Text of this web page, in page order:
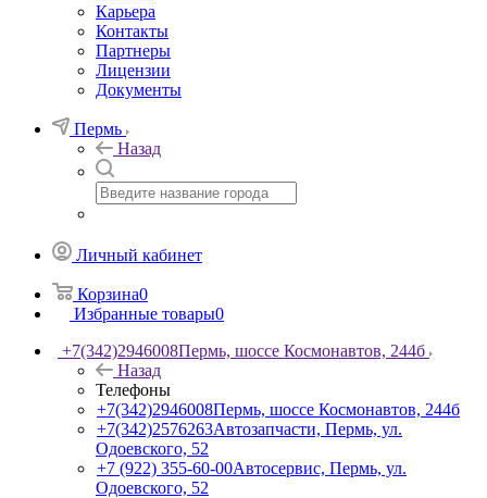
Карьера
Контакты
Партнеры
Лицензии
Документы
Пермь
Назад
Личный кабинет
Корзина0
Избранные товары0
+7(342)2946008Пермь, шоссе Космонавтов, 244б
Назад
Телефоны
+7(342)2946008Пермь, шоссе Космонавтов, 244б
+7(342)2576263Автозапчасти, Пермь, ул.
Одоевского, 52
+7 (922) 355-60-00Автосервис, Пермь, ул.
Одоевского, 52